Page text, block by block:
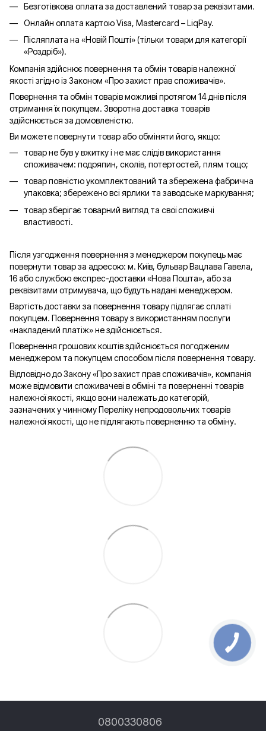
Безготівкова оплата за доставлений товар за реквізитами.
Онлайн оплата картою Visa, Mastercard – LiqPay.
Післяплата на «Новій Пошті» (тільки товари для категорії
«Роздріб»).
Компанія здійснює повернення та обмін товарів належної
якості згідно із Законом «Про захист прав споживачів».
Повернення та обмін товарів можливі протягом 14 днів після
отримання їх покупцем. Зворотна доставка товарів
здійснюється за домовленістю.
Ви можете повернути товар або обміняти його, якщо:
товар не був у вжитку і не має слідів використання
споживачем: подряпин, сколів, потертостей, плям тощо;
товар повністю укомплектований та збережена фабрична
упаковка; збережено всі ярлики та заводське маркування;
товар зберігає товарний вигляд та свої споживчі
властивості.
Після узгодження повернення з менеджером покупець має
повернути товар за адресою: м. Київ, бульвар Вацлава Гавела,
16 або службою експрес-доставки «Нова Пошта», або за
реквізитами отримувача, що будуть надані менеджером.
Вартість доставки за повернення товару підлягає сплаті
покупцем. Повернення товару з використанням послуги
«накладений платіж» не здійснюється.
Повернення грошових коштів здійснюється погодженим
менеджером та покупцем способом після повернення товару.
Відповідно до Закону «Про захист прав споживачів», компанія
може відмовити споживачеві в обміні та поверненні товарів
належної якості, якщо вони належать до категорій,
зазначених у чинному Переліку непродовольчих товарів
належної якості, що не підлягають поверненню та обміну.
0800330806